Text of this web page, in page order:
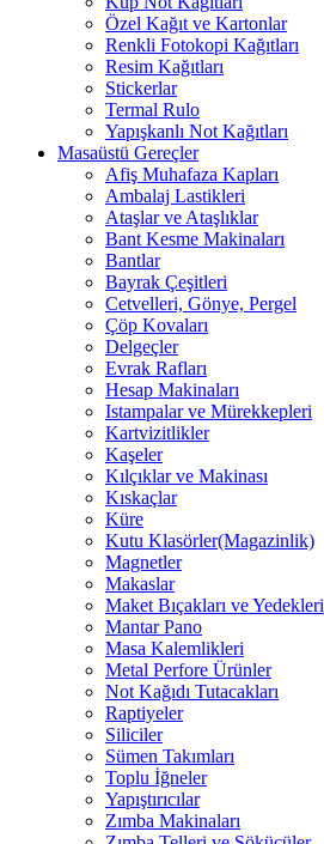
Özel Kağıt ve Kartonlar
Renkli Fotokopi Kağıtları
Resim Kağıtları
Stickerlar
Termal Rulo
Yapışkanlı Not Kağıtları
Masaüstü Gereçler
Afiş Muhafaza Kapları
Ambalaj Lastikleri
Ataşlar ve Ataşlıklar
Bant Kesme Makinaları
Bantlar
Bayrak Çeşitleri
Cetvelleri, Gönye, Pergel
Çöp Kovaları
Delgeçler
Evrak Rafları
Hesap Makinaları
Istampalar ve Mürekkepleri
Kartvizitlikler
Kaşeler
Kılçıklar ve Makinası
Kıskaçlar
Küre
Kutu Klasörler(Magazinlik)
Magnetler
Makaslar
Maket Bıçakları ve Yedekleri
Mantar Pano
Masa Kalemlikleri
Metal Perfore Ürünler
Not Kağıdı Tutacakları
Raptiyeler
Siliciler
Sümen Takımları
Toplu İğneler
Yapıştırıcılar
Zımba Makinaları